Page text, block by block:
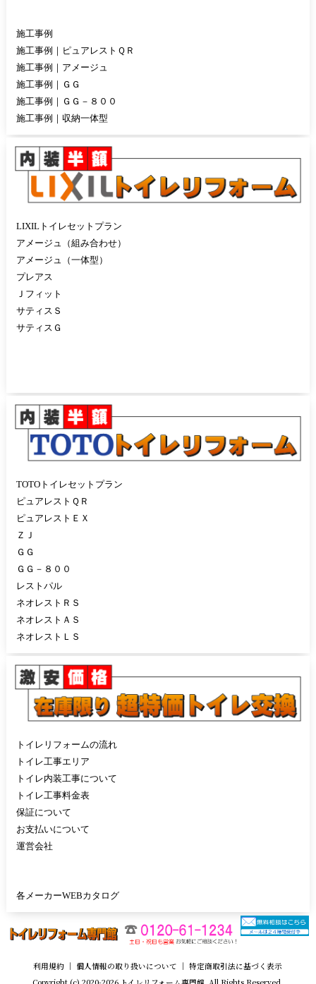
施工事例
施工事例｜ピュアレストＱＲ
施工事例｜アメージュ
施工事例｜ＧＧ
施工事例｜ＧＧ－８００
施工事例｜収納一体型
LIXILトイレセットプラン
アメージュ（組み合わせ）
アメージュ（一体型）
プレアス
Ｊフィット
サティスＳ
サティスＧ
TOTOトイレセットプラン
ピュアレストＱＲ
ピュアレストＥＸ
ＺＪ
ＧＧ
ＧＧ－８００
レストパル
ネオレストＲＳ
ネオレストＡＳ
ネオレストＬＳ
トイレリフォームの流れ
トイレ工事エリア
トイレ内装工事について
トイレ工事料金表
保証について
お支払いについて
運営会社
各メーカーWEBカタログ
利用規約 ｜ 個人情報の取り扱いについて ｜特定商取引法に基づく表示